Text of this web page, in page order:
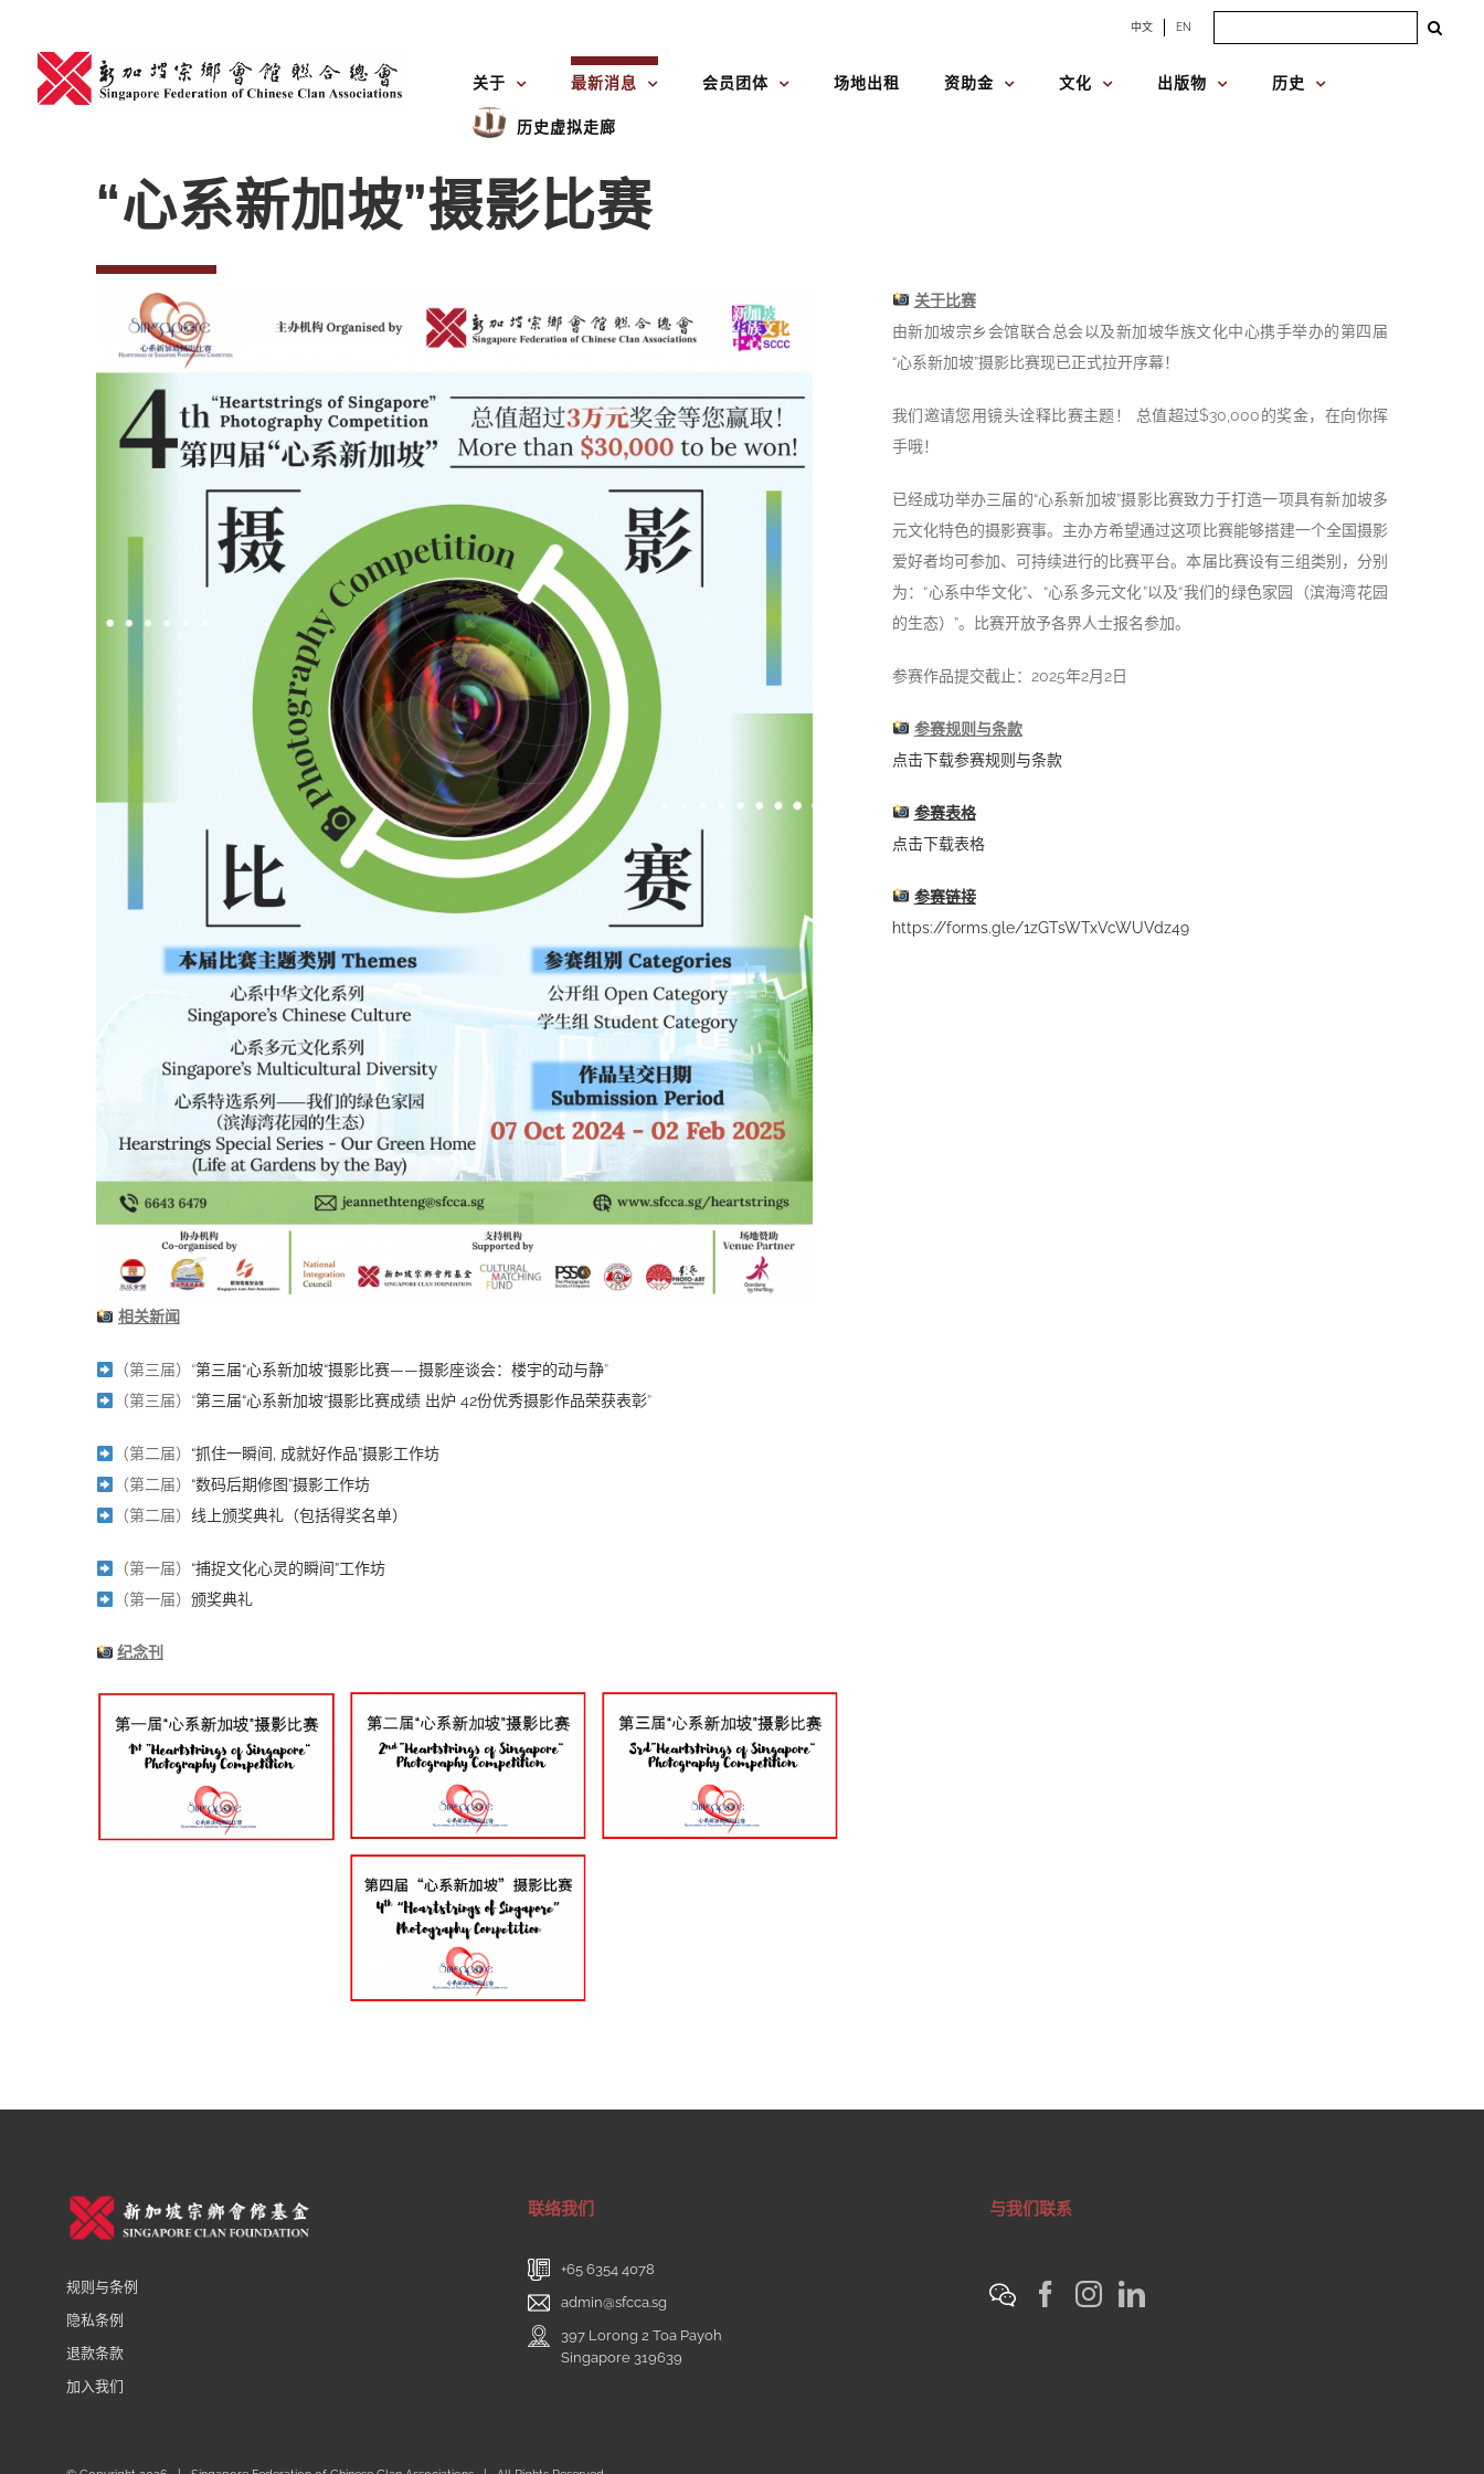
content
中文 EN
关于
最新消息 会员团体 场地出租 资助金 文化 出版物 历史
历史虚拟走廊
“心系新加坡”摄影比赛
相关新闻
（第三届）“第三届“心系新加坡“摄影比赛——摄影座谈会：楼宇的动与静”
（第三届）“第三届“心系新加坡“摄影比赛成绩 出炉 42份优秀摄影作品荣获表彰”
（第二届） “抓住一瞬间, 成就好作品”摄影工作坊
（第二届） “数码后期修图”摄影工作坊
（第二届） 线上颁奖典礼（包括得奖名单）
（第一届） “捕捉文化心灵的瞬间”工作坊
（第一届） 颁奖典礼
纪念刊
关于比赛
由新加坡宗乡会馆联合总会以及新加坡华族文化中心携手举办的第四届
“心系新加坡”摄影比赛现已正式拉开序幕！
我们邀请您用镜头诠释比赛主题！ 总值超过$30,000的奖金，在向你挥
手哦！
已经成功举办三届的“心系新加坡”摄影比赛致力于打造一项具有新加坡多
元文化特色的摄影赛事。主办方希望通过这项比赛能够搭建一个全国摄影
爱好者均可参加、可持续进行的比赛平台。本届比赛设有三组类别，分别
为：“心系中华文化”、“心系多元文化”以及“我们的绿色家园（滨海湾花园
的生态）”。比赛开放予各界人士报名参加。
参赛作品提交截止：2025年2月2日
参赛规则与条款
点击下载参赛规则与条款
参赛表格
点击下载表格
参赛链接
https://forms.gle/1zGTsWTxVcWUVdz49
规则与条例
隐私条例
退款条款
加入我们
联络我们
+65 6354 4078
admin@sfcca.sg
397 Lorong 2 Toa Payoh
Singapore 319639
与我们联系